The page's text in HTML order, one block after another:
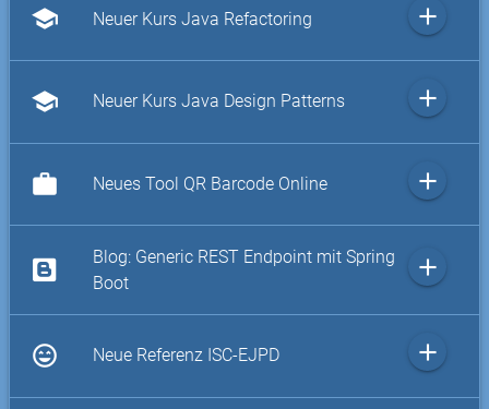
school Neuer Kurs Java Refactoring add
school Neuer Kurs Java Design Patterns add
work Neues Tool QR Barcode Online add
Blog: Generic REST Endpoint mit Spring
Boot
add
sentiment_very_satisfied Neue Referenz ISC-EJPD add